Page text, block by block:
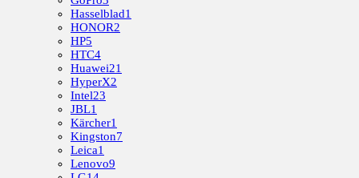
Hasselblad1
HONOR2
HP5
HTC4
Huawei21
HyperX2
Intel23
JBL1
Kärcher1
Kingston7
Leica1
Lenovo9